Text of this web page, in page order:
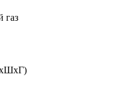
газ